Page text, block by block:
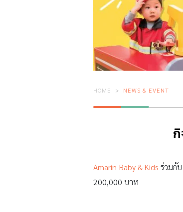
HOME NEWS & EVENT
Amarin Baby & Kids ร่วมกั
200,000 บาท